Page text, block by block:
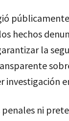
hechos
la
investigación
ni